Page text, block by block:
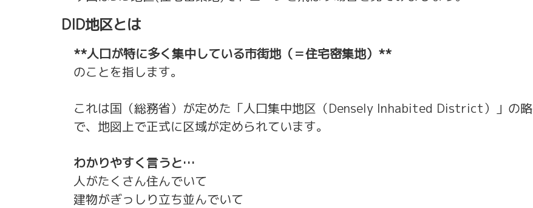
DID地区とは
**人口が特に多く集中している市街地（＝住宅密集地）**
のことを指します。
これは国（総務省）が定めた「人口集中地区（Densely Inhabited District）」の略
で、地図上で正式に区域が定められています。
わかりやすく言うと…
人がたくさん住んでいて
建物がぎっしり立ち並んでいて